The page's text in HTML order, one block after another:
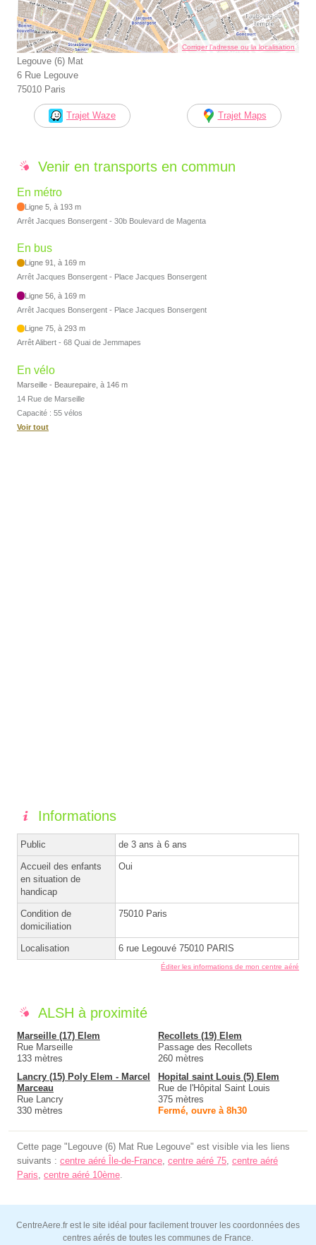
Corriger l’adresse ou la localisation
Legouve (6) Mat
6 Rue Legouve
75010 Paris
Trajet Waze Trajet Maps
Venir en transports en commun
En métro
Ligne 5, à 193 m
Arrêt Jacques Bonsergent - 30b Boulevard de Magenta
En bus
Ligne 91, à 169 m
Arrêt Jacques Bonsergent - Place Jacques Bonsergent
Ligne 56, à 169 m
Arrêt Jacques Bonsergent - Place Jacques Bonsergent
Ligne 75, à 293 m
Arrêt Alibert - 68 Quai de Jemmapes
En vélo
Marseille - Beaurepaire, à 146 m
14 Rue de Marseille
Capacité : 55 vélos
Voir tout
Informations
Public de 3 ans à 6 ans
Accueil des enfants
en situation de
handicap
Oui
Condition de
domiciliation
75010 Paris
Localisation 6 rue Legouvé 75010 PARIS
Éditer les informations de mon centre aéré
ALSH à proximité
Marseille (17) Elem
Rue Marseille
133 mètres
Recollets (19) Elem
Passage des Recollets
260 mètres
Lancry (15) Poly Elem - Marcel
Marceau
Rue Lancry
330 mètres
Hopital saint Louis (5) Elem
Rue de l'Hôpital Saint Louis
375 mètres
Fermé, ouvre à 8h30
Cette page "Legouve (6) Mat Rue Legouve" est visible via les liens
suivants : centre aéré Île-de-France centre aéré 75 centre aéré
Paris centre aéré 10ème
CentreAere.fr est le site idéal pour facilement trouver les coordonnées des
centres aérés de toutes les communes de France.